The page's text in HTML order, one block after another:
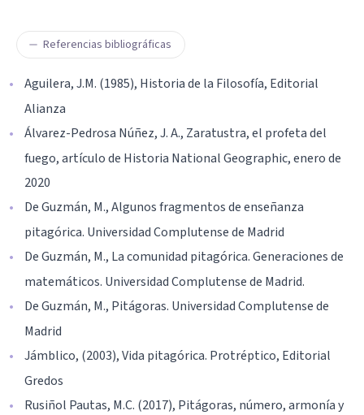
Referencias bibliográficas
Aguilera, J.M. (1985), Historia de la Filosofía, Editorial
Alianza
Álvarez-Pedrosa Núñez, J. A., Zaratustra, el profeta del
fuego, artículo de Historia National Geographic, enero de
2020
De Guzmán, M., Algunos fragmentos de enseñanza
pitagórica. Universidad Complutense de Madrid
De Guzmán, M., La comunidad pitagórica. Generaciones de
matemáticos. Universidad Complutense de Madrid.
De Guzmán, M., Pitágoras. Universidad Complutense de
Madrid
Jámblico, (2003), Vida pitagórica. Protréptico, Editorial
Gredos
Rusiñol Pautas, M.C. (2017), Pitágoras, número, armonía y